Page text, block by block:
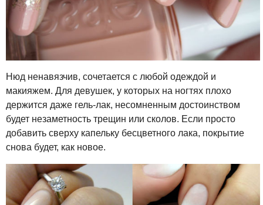
Нюд ненавязчив, сочетается с любой одеждой и
макияжем. Для девушек, у которых на ногтях плохо
держится даже гель-лак, несомненным достоинством
будет незаметность трещин или сколов. Если просто
добавить сверху капельку бесцветного лака, покрытие
снова будет, как новое.